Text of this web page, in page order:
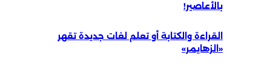
بالأعاصير!
القراءة والكتابة أو تعلم لغات جديدة تقهر
«الزهايمر»